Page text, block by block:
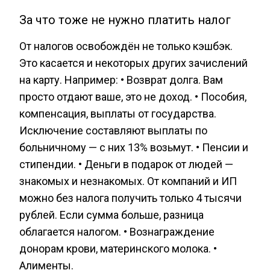
За что тоже не нужно платить налог
От налогов освобождён не только кэшбэк.
Это касается и некоторых других зачислений
на карту. Например: • Возврат долга. Вам
просто отдают ваше, это не доход. • Пособия,
компенсация, выплаты от государства.
Исключение составляют выплаты по
больничному — с них 13% возьмут. • Пенсии и
стипендии. • Деньги в подарок от людей —
знакомых и незнакомых. От компаний и ИП
можно без налога получить только 4 тысячи
рублей. Если сумма больше, разница
облагается налогом. • Вознаграждение
донорам крови, материнского молока. •
Алименты.